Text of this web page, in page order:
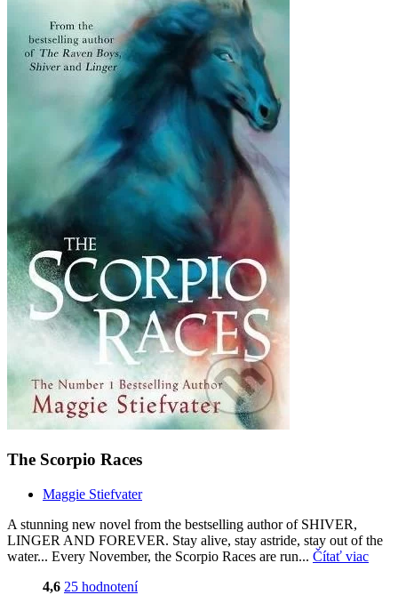
The Scorpio Races
Maggie Stiefvater
A stunning new novel from the bestselling author of SHIVER,
LINGER AND FOREVER. Stay alive, stay astride, stay out of the
water... Every November, the Scorpio Races are run... Čítať viac
4,6 25 hodnotení